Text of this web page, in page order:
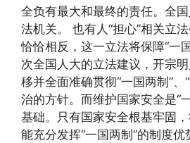
全负有最大和最终的责任。全
法机关。 也有人“担心”相关立法
恰恰相反，这一立法将保障“一
次全国人大的立法建议，开宗
移并全面准确贯彻“一国两制”、
治的方针。而维护国家安全是“
基础。只有国家安全根基牢固
能充分发挥“一国两制”的制度